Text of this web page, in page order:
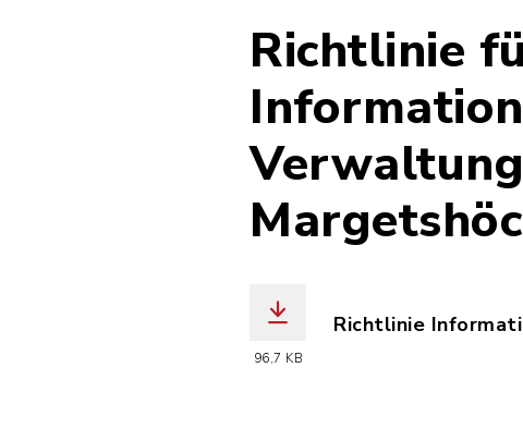
Richtlinie
96,7 KB
Richtlinie